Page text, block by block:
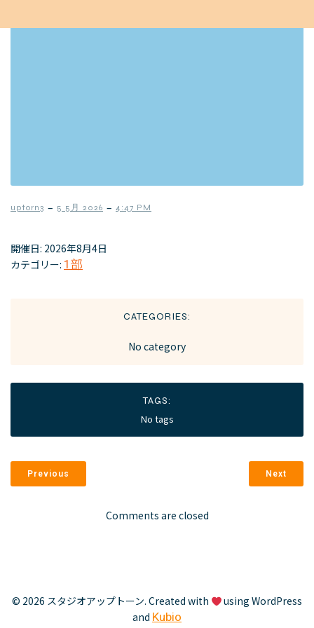
uptorn3 – 5 5月 2026 – 4:47 PM
開催日: 2026年8月4日
カテゴリー: 1部
CATEGORIES:
No category
TAGS:
No tags
Previous Next
Comments are closed
© 2026 スタジオアップトーン. Created with
using WordPress
and Kubio